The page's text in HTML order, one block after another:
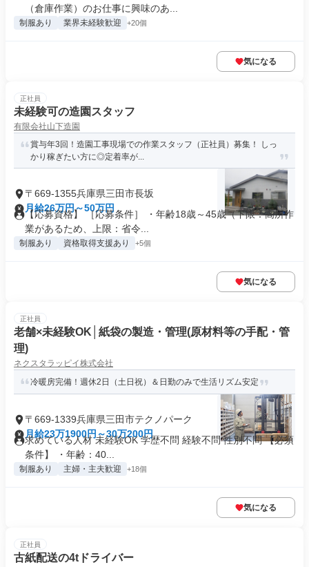
（倉庫作業）のお仕事に興味のあ...
制服あり 業界未経験歓迎 +20個
気になる
正社員
未経験可の造園スタッフ
有限会社山下造園
賞与年3回！造園工事現場での作業スタッフ（正社員）募集！ しっ
かり稼ぎたい方に◎定着率が...
〒669-1355兵庫県三田市長坂
月給26万円～50万円
【応募資格】 ［応募条件］ ・年齢18歳～45歳（下限：高所作
業があるため、上限：省令...
制服あり 資格取得支援あり +5個
気になる
正社員
老舗×未経験OK│紙袋の製造・管理(原材料等の手配・管
理)
ネクスタラッピイ株式会社
冷暖房完備！週休2日（土日祝）＆日勤のみで生活リズム安定
〒669-1339兵庫県三田市テクノパーク
月給23万1900円～30万200円
求めている人材 未経験OK 学歴不問 経験不問 性別不問 【必須
条件】 ・年齢：40...
制服あり 主婦・主夫歓迎 +18個
気になる
正社員
古紙配送の4tドライバー